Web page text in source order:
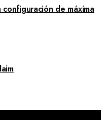
de máxima